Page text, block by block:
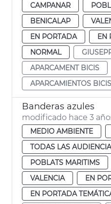
CAMPANAR
BENICALAP
EN PORTADA
EN
NORMAL
APARCAMENT BICIS
APARCAMIENTOS BICIS
Banderas azules
modificado hace 3
MEDIO AMBIENTE
TODAS LAS
POBLATS MARITIMS
VALENCIA
EN
EN PORTADA